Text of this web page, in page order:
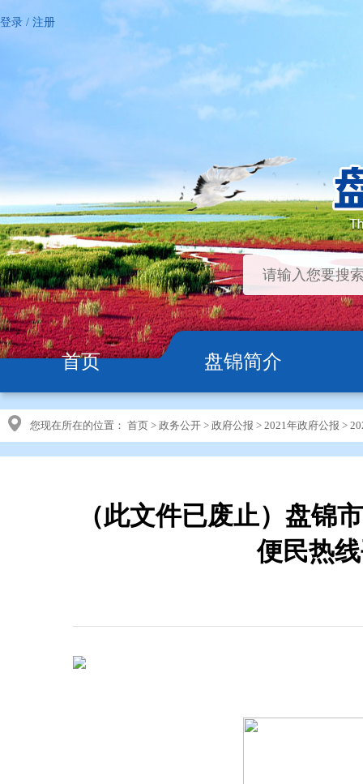
登录 / 注册
首页 盘锦简介
您现在所在的位置： 首页 > 政务公开 > 政府公报 > 2021年政府公报 >
（此文件已废止）盘锦
便民热